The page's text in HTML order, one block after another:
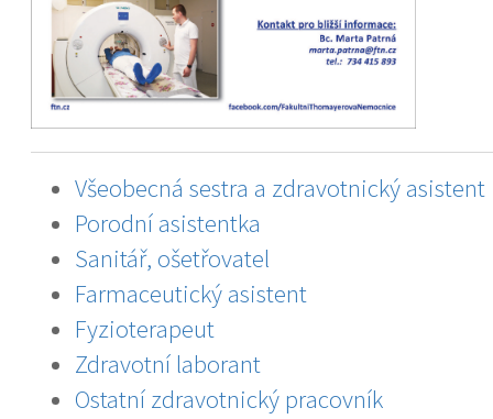
Všeobecná sestra a zdravotnický asistent
Porodní asistentka
Sanitář, ošetřovatel
Farmaceutický asistent
Fyzioterapeut
Zdravotní laborant
Ostatní zdravotnický pracovník